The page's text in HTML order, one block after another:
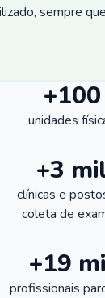
sempre
+100
unidades
+3
clínicas e
coleta de
+19
profissionais